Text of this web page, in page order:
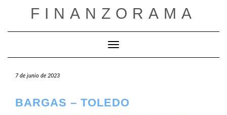
FINANZORAMA
Cambiar modo de navegación
7 de junio de 2023
BARGAS – TOLEDO